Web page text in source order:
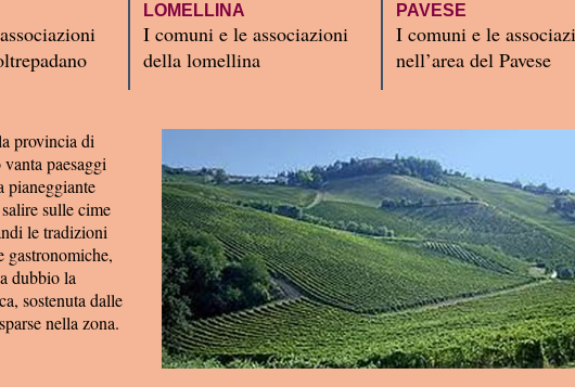
LOMELLINA
I comuni e le associazioni
della lomellina
PAVESE
I comuni e le
nell’area del Pavese
provincia di
paesaggi
pianeggiante
sulle cime
le tradizioni
gastronomiche,
dubbio la
sostenuta dalle
nella zona.